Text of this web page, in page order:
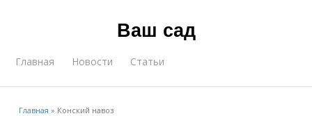
Ваш сад
Главная Новости Статьи
Главная » Конский навоз